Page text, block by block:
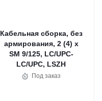
Кабельная сборка, без
армирования, 2 (4) x
SM 9/125, LC/UPC-
LC/UPC, LSZH
Под заказ